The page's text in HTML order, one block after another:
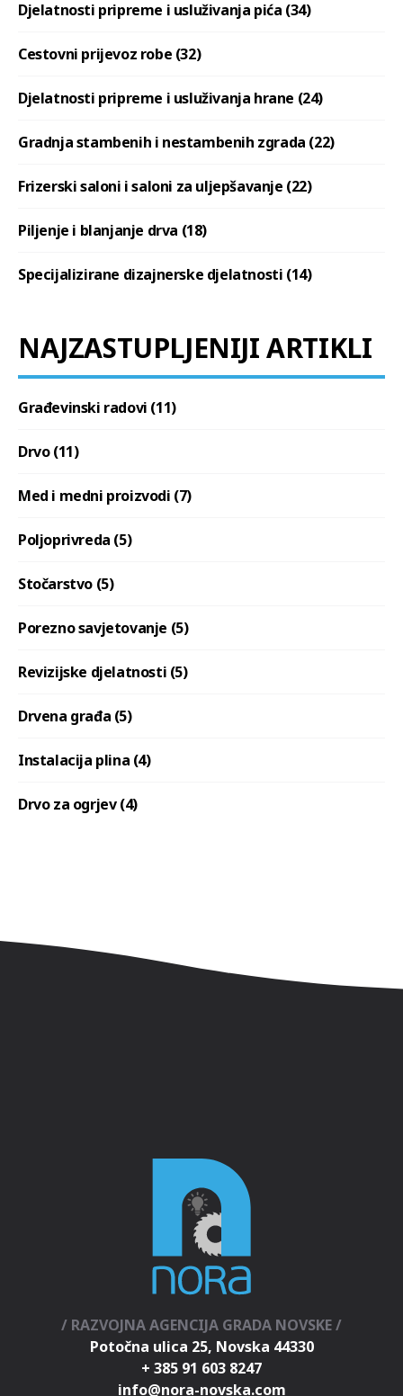
Djelatnosti pripreme i usluživanja pića (34)
Cestovni prijevoz robe (32)
Djelatnosti pripreme i usluživanja hrane (24)
Gradnja stambenih i nestambenih zgrada (22)
Frizerski saloni i saloni za uljepšavanje (22)
Piljenje i blanjanje drva (18)
Specijalizirane dizajnerske djelatnosti (14)
NAJZASTUPLJENIJI ARTIKLI
Građevinski radovi (11)
Drvo (11)
Med i medni proizvodi (7)
Poljoprivreda (5)
Stočarstvo (5)
Porezno savjetovanje (5)
Revizijske djelatnosti (5)
Drvena građa (5)
Instalacija plina (4)
Drvo za ogrjev (4)
/ RAZVOJNA AGENCIJA GRADA NOVSKE /
Potočna ulica 25, Novska 44330
+ 385 91 603 8247